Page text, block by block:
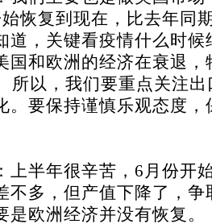
恢复到现在，比去年同
道，关键看疫情什么时候
国和欧洲的经济在衰退，
所以，我们要重点关注
。要保持谨慎乐观态度，
上半年很辛苦， 6月份开
不多，但产值下降了，
是欧洲经济并没有恢复。